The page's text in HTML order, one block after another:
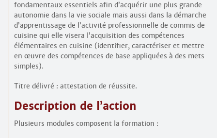
fondamentaux essentiels afin d’acquérir une plus grande
autonomie dans la vie sociale mais aussi dans la démarche
d’apprentissage de l’activité professionnelle de commis de
cuisine qui elle visera l’acquisition des compétences
élémentaires en cuisine (identifier, caractériser et mettre
en œuvre des compétences de base appliquées à des mets
simples).
Titre délivré : attestation de réussite.
Description de l’action
Plusieurs modules composent la formation :